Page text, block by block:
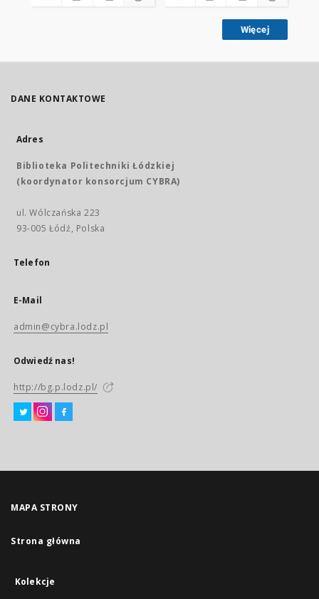
Więcej
DANE KONTAKTOWE
Adres
Biblioteka Politechniki Łódzkiej
(koordynator konsorcjum CYBRA)
ul. Wólczańska 223
93-005 Łódź, Polska
Telefon
E-Mail
admin@cybra.lodz.pl
Odwiedź nas!
http://bg.p.lodz.pl/
MAPA STRONY
Strona główna
Kolekcje